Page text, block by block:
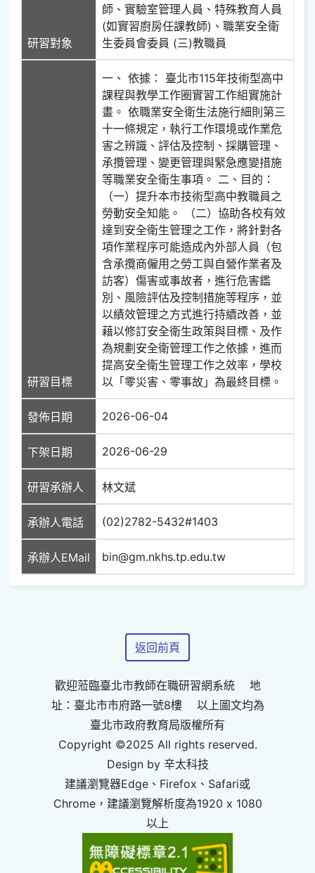
研習對象
師、實驗室管理人員、特殊教育人員
(如實習廚房任課教師)、職業安全衛
生委員會委員 (三)教職員
研習目標
一、 依據： 臺北市115年技術型高中
課程與教學工作圈實習工作組實施計
畫。 依職業安全衛生法施行細則第三
十一條規定，執行工作環境或作業危
害之辨識、評估及控制、採購管理、
承攬管理、變更管理與緊急應變措施
等職業安全衛生事項。 二、目的：
（一）提升本市技術型高中教職員之
勞動安全知能。 （二）協助各校有效
達到安全衛生管理之工作，將針對各
項作業程序可能造成內外部人員（包
含承攬商僱用之勞工與自營作業者及
訪客）傷害或事故者，進行危害鑑
別、風險評估及控制措施等程序，並
以績效管理之方式進行持續改善，並
藉以修訂安全衛生政策與目標、及作
為規劃安全衛管理工作之依據，進而
提高安全衛生管理工作之效率，學校
以「零災害、零事故」為最終目標。
發佈日期 2026-06-04
下架日期 2026-06-29
研習承辦人 林文斌
承辦人電話 (02)2782-5432#1403
承辦人EMail bin@gm.nkhs.tp.edu.tw
返回前頁
歡迎蒞臨臺北市教師在職研習網系統 地
址：臺北市市府路一號8樓 以上圖文均為
臺北市政府教育局版權所有
Copyright ©2025 All rights reserved.
Design by 辛太科技
建議瀏覽器Edge、Firefox、Safari或
Chrome，建議瀏覽解析度為1920 x 1080
以上